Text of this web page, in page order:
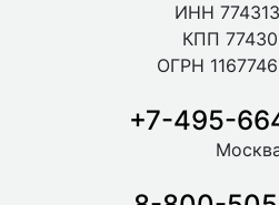
ИНН
КПП
ОГРН
+7-495-